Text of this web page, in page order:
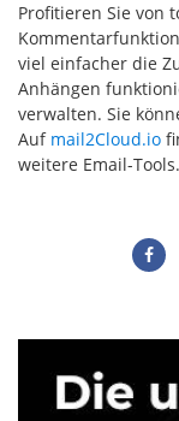
Profitieren Sie von
viel einfacher die
Anhängen
verwalten. Sie
Auf mail2Cloud.io
weitere Email-Tools.